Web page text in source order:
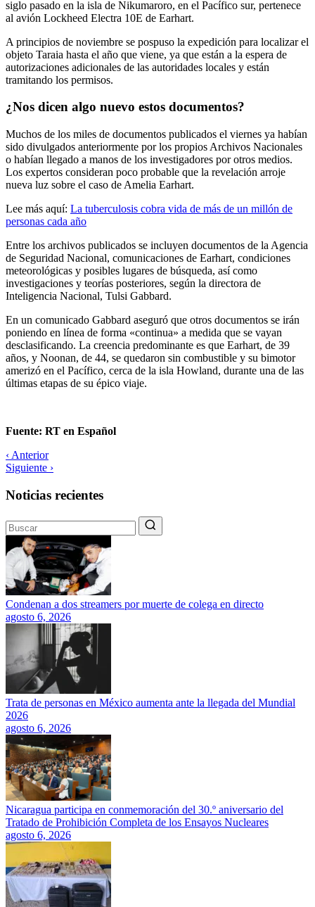
siglo pasado en la isla de Nikumaroro, en el Pacífico sur, pertenece
al avión Lockheed Electra 10E de Earhart.
A principios de noviembre se pospuso la expedición para localizar el
objeto Taraia hasta el año que viene, ya que están a la espera de
autorizaciones adicionales de las autoridades locales y están
tramitando los permisos.
¿Nos dicen algo nuevo estos documentos?
Muchos de los miles de documentos publicados el viernes ya habían
sido divulgados anteriormente por los propios Archivos Nacionales
o habían llegado a manos de los investigadores por otros medios.
Los expertos consideran poco probable que la revelación arroje
nueva luz sobre el caso de Amelia Earhart.
Lee más aquí: La tuberculosis cobra vida de más de un millón de
personas cada año
Entre los archivos publicados se incluyen documentos de la Agencia
de Seguridad Nacional, comunicaciones de Earhart, condiciones
meteorológicas y posibles lugares de búsqueda, así como
investigaciones y teorías posteriores, según la directora de
Inteligencia Nacional, Tulsi Gabbard.
En un comunicado Gabbard aseguró que otros documentos se irán
poniendo en línea de forma «continua» a medida que se vayan
desclasificando. La creencia predominante es que Earhart, de 39
años, y Noonan, de 44, se quedaron sin combustible y su bimotor
amerizó en el Pacífico, cerca de la isla Howland, durante una de las
últimas etapas de su épico viaje.
Fuente: RT en Español
‹ Anterior
Siguiente ›
Noticias recientes
Condenan a dos streamers por muerte de colega en directo
agosto 6, 2026
Trata de personas en México aumenta ante la llegada del Mundial
2026
agosto 6, 2026
Nicaragua participa en conmemoración del 30.º aniversario del
Tratado de Prohibición Completa de los Ensayos Nucleares
agosto 6, 2026